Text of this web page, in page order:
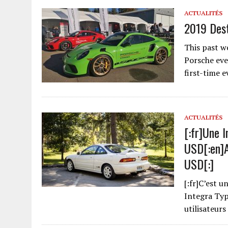
ACTUALITÉS
2019
This past
Porsche
first-time
ACTUALITÉS
[:fr]Une
USD[:]
[:fr]C’est
Integra
utilisateurs